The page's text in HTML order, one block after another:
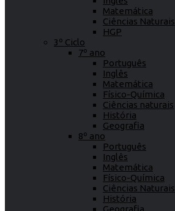
Matemática
Ciências Naturais
HGP
3º Ciclo
7º ano
Português
Inglês
Matemática
Físico-Química
Ciências naturais
História
Geografia
8º ano
Português
Inglês
Matemática
Físico-Química
Ciências Naturais
História